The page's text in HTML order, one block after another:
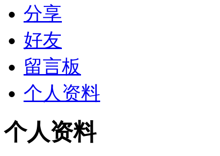
分享
好友
留言板
个人资料
个人资料